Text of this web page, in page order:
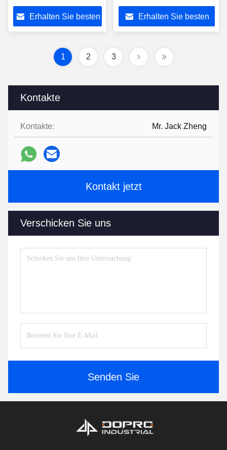
Kontakte
Kontakte: Mr. Jack Zheng
Kontakt jetzt
Verschicken Sie uns
Senden Sie
Langzeit-Service
Erhalten Sie besten
Bushing Set
Erhalten Sie besten
1 2 3